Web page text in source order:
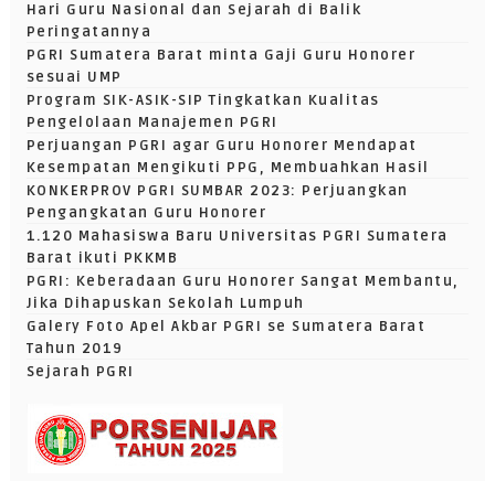
Hari Guru Nasional dan Sejarah di Balik
Peringatannya
PGRI Sumatera Barat minta Gaji Guru Honorer
sesuai UMP
Program SIK-ASIK-SIP Tingkatkan Kualitas
Pengelolaan Manajemen PGRI
Perjuangan PGRI agar Guru Honorer Mendapat
Kesempatan Mengikuti PPG, Membuahkan Hasil
KONKERPROV PGRI SUMBAR 2023: Perjuangkan
Pengangkatan Guru Honorer
1.120 Mahasiswa Baru Universitas PGRI Sumatera
Barat ikuti PKKMB
PGRI: Keberadaan Guru Honorer Sangat Membantu,
Jika Dihapuskan Sekolah Lumpuh
Galery Foto Apel Akbar PGRI se Sumatera Barat
Tahun 2019
Sejarah PGRI